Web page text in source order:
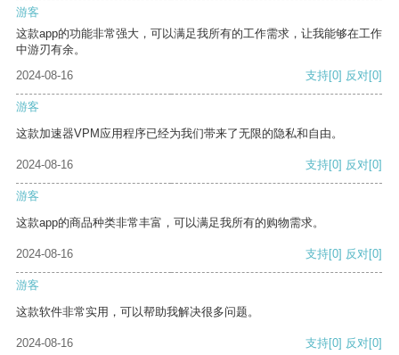
游客
这款app的功能非常强大，可以满足我所有的工作需求，让我能够在工作
中游刃有余。
2024-08-16
支持[0] 反对[0]
游客
这款加速器VPM应用程序已经为我们带来了无限的隐私和自由。
2024-08-16 支持[0] 反对[0]
游客
这款app的商品种类非常丰富，可以满足我所有的购物需求。
2024-08-16 支持[0] 反对[0]
游客
这款软件非常实用，可以帮助我解决很多问题。
2024-08-16 支持[0] 反对[0]